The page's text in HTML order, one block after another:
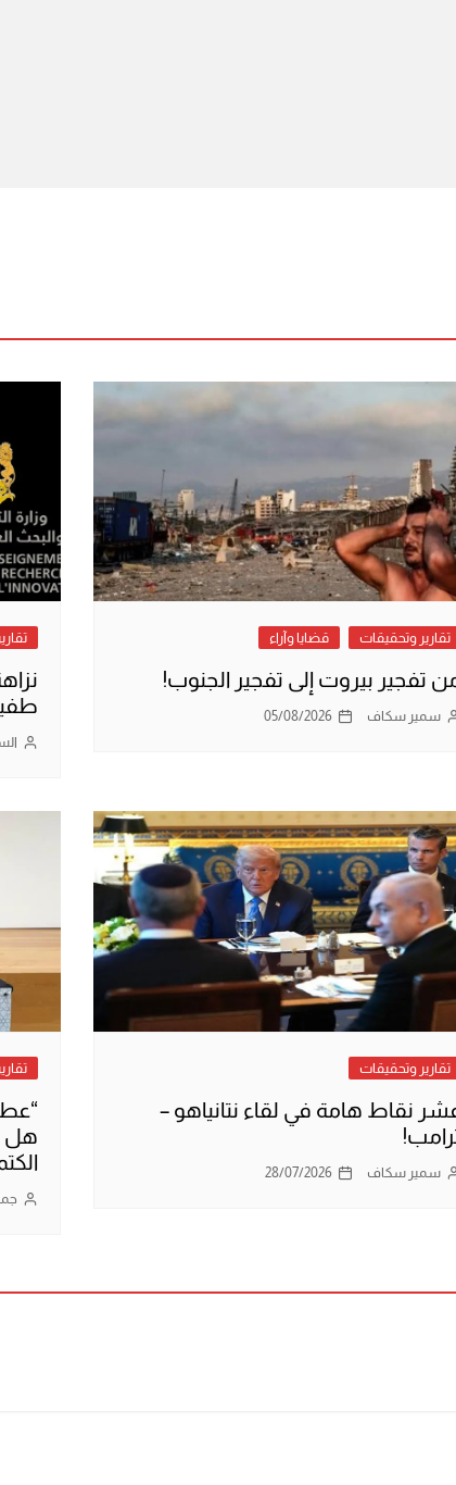
تقارير وتحقيقات قضايا وآراء
تفجير بيروت إلى تفجير الجنوب!
سمير سكاف 05/08/2026
تقارير وتحقيقات
نقاط هامة في لقاء نتانياهو –
سمير سكاف 28/07/2026
هل